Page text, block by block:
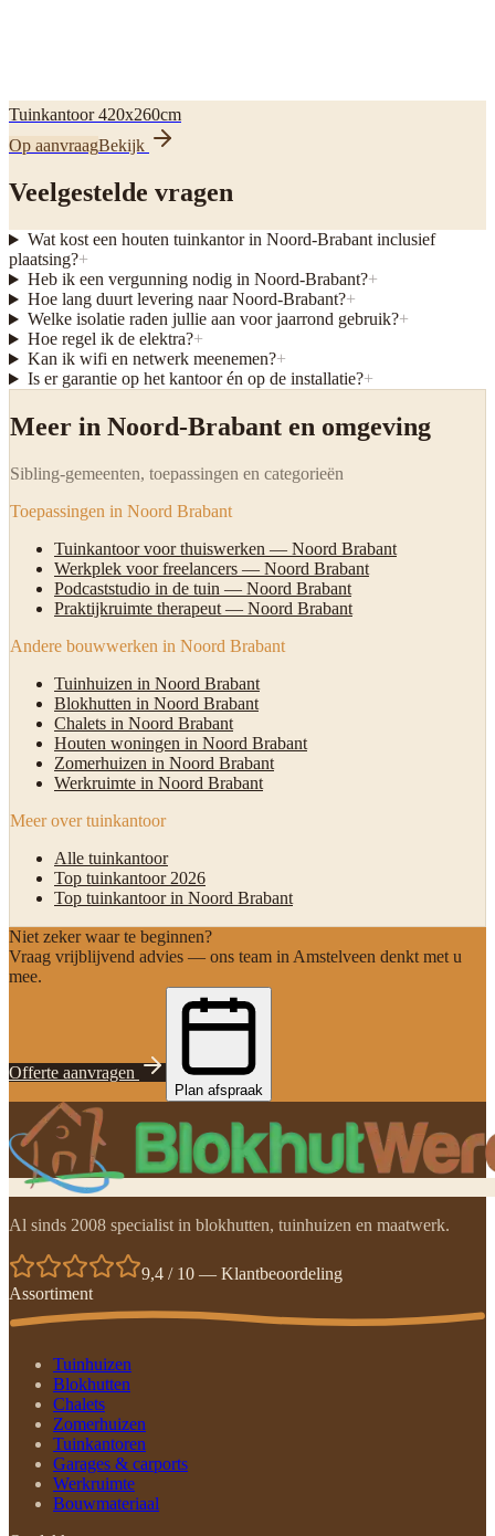
Tuinkantoor 420x260cm
Op aanvraagBekijk
Veelgestelde vragen
Wat kost een houten tuinkantor in Noord-Brabant inclusief
plaatsing?+
Heb ik een vergunning nodig in Noord-Brabant?+
Hoe lang duurt levering naar Noord-Brabant?+
Welke isolatie raden jullie aan voor jaarrond gebruik?+
Hoe regel ik de elektra?+
Kan ik wifi en netwerk meenemen?+
Is er garantie op het kantoor én op de installatie?+
Meer in Noord-Brabant en omgeving
Sibling-gemeenten, toepassingen en categorieën
Toepassingen in Noord Brabant
Tuinkantoor voor thuiswerken — Noord Brabant
Werkplek voor freelancers — Noord Brabant
Podcaststudio in de tuin — Noord Brabant
Praktijkruimte therapeut — Noord Brabant
Andere bouwwerken in Noord Brabant
Tuinhuizen in Noord Brabant
Blokhutten in Noord Brabant
Chalets in Noord Brabant
Houten woningen in Noord Brabant
Zomerhuizen in Noord Brabant
Werkruimte in Noord Brabant
Meer over tuinkantoor
Alle tuinkantoor
Top tuinkantoor 2026
Top tuinkantoor in Noord Brabant
Niet zeker waar te beginnen?
Vraag vrijblijvend advies — ons team in Amstelveen denkt met u
mee.
Offerte aanvragen
Plan afspraak
Al sinds 2008 specialist in blokhutten, tuinhuizen en maatwerk.
9,4 / 10 — Klantbeoordeling
Assortiment
Tuinhuizen
Blokhutten
Chalets
Zomerhuizen
Tuinkantoren
Garages & carports
Werkruimte
Bouwmateriaal